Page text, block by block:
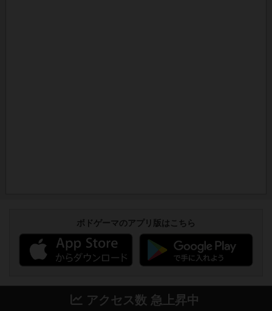
ボドゲーマのアプリ版はこちら
アクセス数 急上昇中